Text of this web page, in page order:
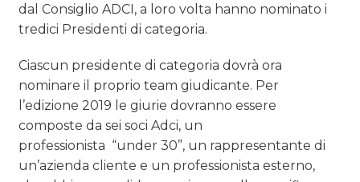
dal Consiglio ADCI, a loro volta hanno nominato i
tredici Presidenti di categoria.
Ciascun presidente di categoria dovrà ora
nominare il proprio team giudicante. Per
l’edizione 2019 le giurie dovranno essere
composte da sei soci Adci, un
professionista “under 30”, un rappresentante di
un’azienda cliente e un professionista esterno,